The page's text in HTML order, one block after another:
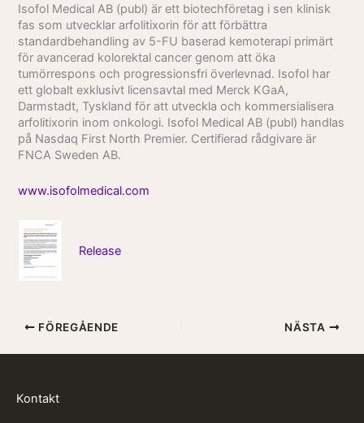
Isofol Medical AB (publ) är ett biotechföretag i sen klinisk
fas som utvecklar arfolitixorin för att förbättra
standardbehandling av 5-FU baserad kemoterapi primärt
för avancerad kolorektal cancer genom att öka
tumörrespons och progressionsfri överlevnad. Isofol har
ett globalt exklusivt licensavtal med Merck KGaA,
Darmstadt, Tyskland för att utveckla och kommersialisera
arfolitixorin inom onkologi. Isofol Medical AB (publ) handlas
på Nasdaq First North Premier. Certifierad rådgivare är
FNCA Sweden AB.
www.isofolmedical.com
Release
FÖREGÅENDE NÄSTA
Kontakt